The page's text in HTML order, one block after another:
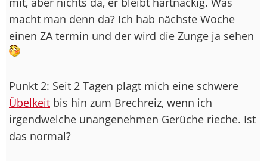
macht man denn da? Ich hab nächste Woche
einen ZA termin und der wird die Zunge ja sehen
Punkt 2: Seit 2 Tagen plagt mich eine schwere
Übelkeit bis hin zum Brechreiz, wenn ich
irgendwelche unangenehmen Gerüche rieche. Ist
das normal?